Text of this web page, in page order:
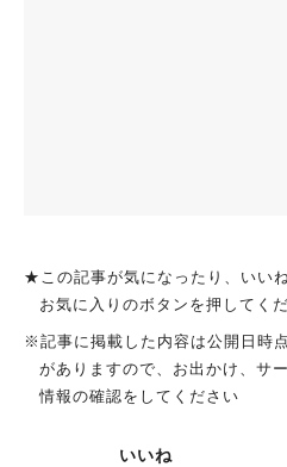
★この記事が気になったり、いい
お気に入りのボタンを押してくだ
※記事に掲載した内容は公開日時
がありますので、お出かけ、サ
情報の確認をしてください
いいね